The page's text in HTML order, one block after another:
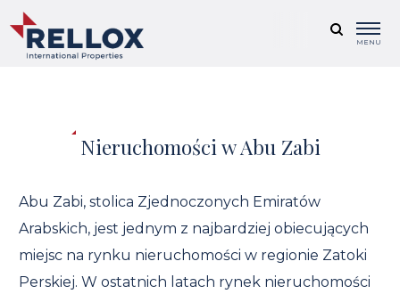
MENU
Nieruchomości w Abu Zabi
Abu Zabi, stolica Zjednoczonych Emiratów
Arabskich, jest jednym z najbardziej obiecujących
miejsc na rynku nieruchomości w regionie Zatoki
Perskiej. W ostatnich latach rynek nieruchomości